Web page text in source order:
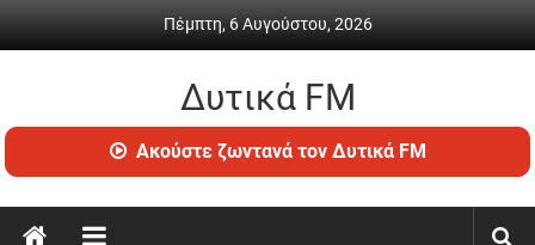
Πέμπτη, 6 Αυγούστου, 2026
Δυτικά FM
Ραδιόφωνο
•
ενημέρωση
Ακούστε ζωντανά τον Δυτικά FM